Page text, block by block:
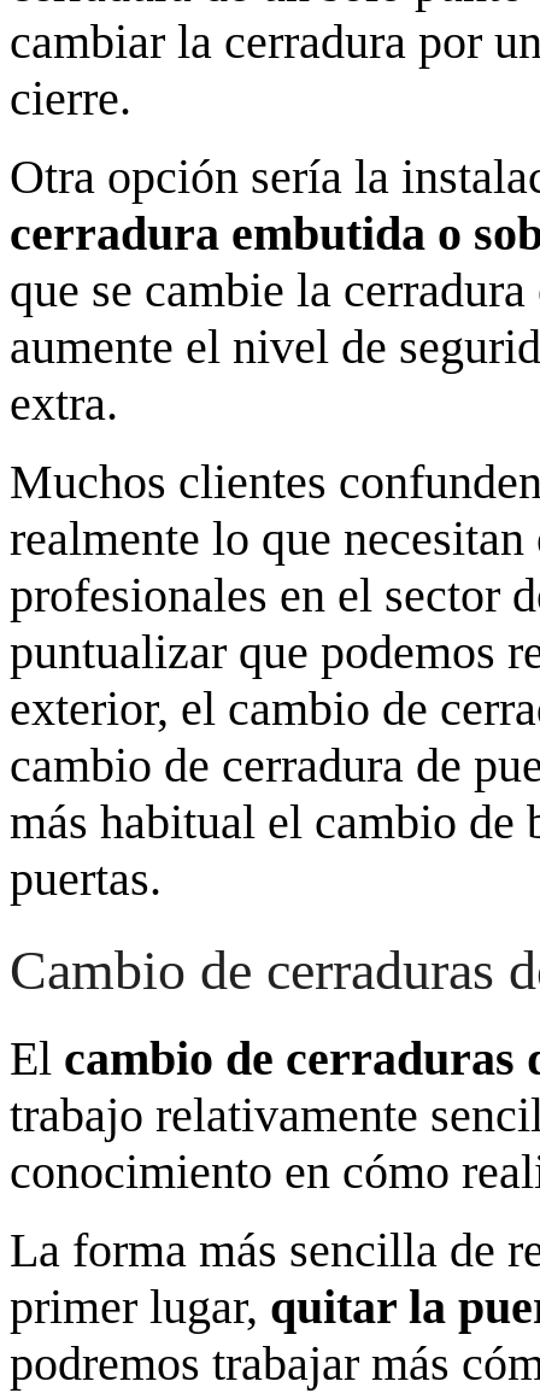
cambiar la cerradura por
cierre.
Otra opción sería la
cerradura embutida o
que se cambie la
aumente el nivel de
extra.
Muchos clientes
realmente lo que
profesionales en el sector
puntualizar que podemos
exterior, el cambio de
cambio de cerradura de
más habitual el cambio de
puertas.
Cambio de cerraduras
El cambio de cerraduras
trabajo relativamente
conocimiento en cómo
La forma más sencilla de
primer lugar, quitar la
podremos trabajar más